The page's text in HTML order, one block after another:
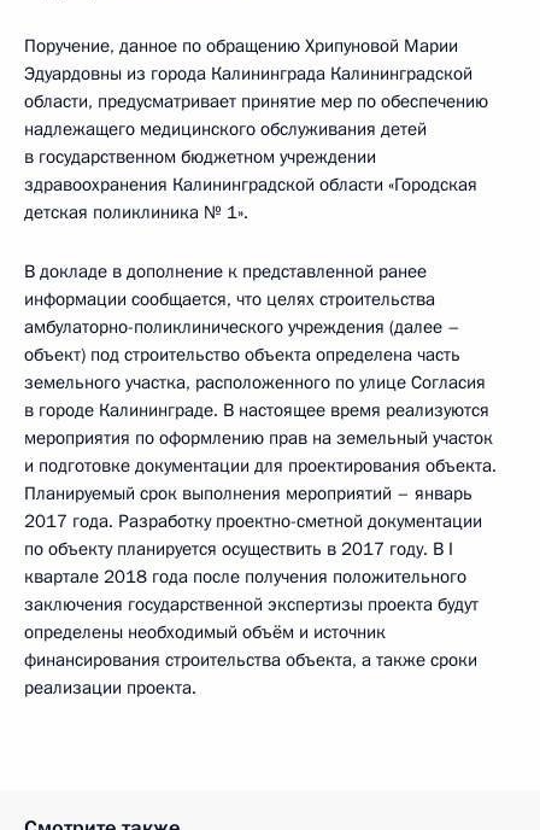
Поручение, данное по обращению Хрипуновой Марии
Эдуардовны из города Калининграда Калининградской
области, предусматривает принятие мер по обеспечению
надлежащего медицинского обслуживания детей
в государственном бюджетном учреждении
здравоохранения Калининградской области «Городская
детская поликлиника № 1».
В докладе в дополнение к представленной ранее
информации сообщается, что целях строительства
амбулаторно-поликлинического учреждения (далее –
объект) под строительство объекта определена часть
земельного участка, расположенного по улице Согласия
в городе Калининграде. В настоящее время реализуются
мероприятия по оформлению прав на земельный участок
и подготовке документации для проектирования объекта.
Планируемый срок выполнения мероприятий – январь
2017 года. Разработку проектно-сметной документации
по объекту планируется осуществить в 2017 году. В I
квартале 2018 года после получения положительного
заключения государственной экспертизы проекта будут
определены необходимый объём и источник
финансирования строительства объекта, а также сроки
реализации проекта.